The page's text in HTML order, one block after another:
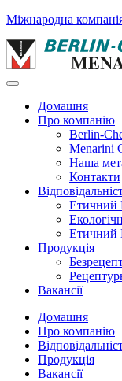
Міжнародна
Домашня
Про компанію
Berlin-
Menarini
Наша
Контакти
Етичний
Етичний
Продукція
Вакансії
Домашня
Про компанію
Продукція
Вакансії